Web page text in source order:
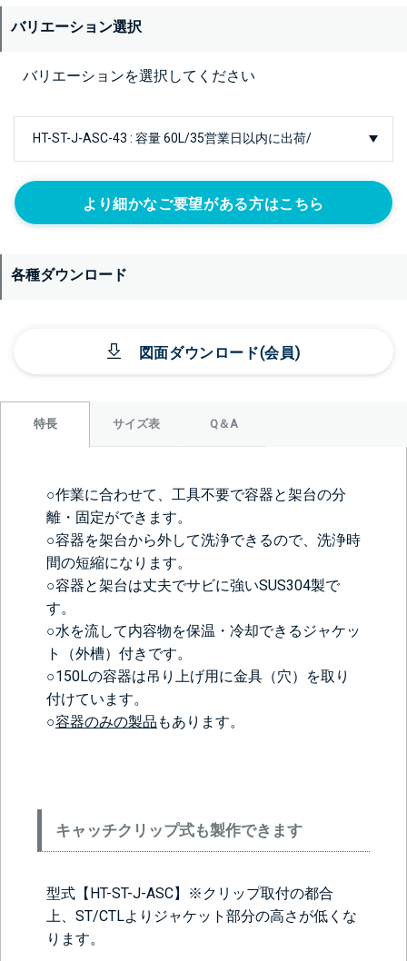
バリエーション選択
バリエーションを選択してください
より細かなご要望がある方はこちら
各種ダウンロード
図面ダウンロード(会員)
特長 サイズ表 Q＆A
○作業に合わせて、工具不要で容器と架台の分
離・固定ができます。
○容器を架台から外して洗浄できるので、洗浄時
間の短縮になります。
○容器と架台は丈夫でサビに強いSUS304製で
す。
○水を流して内容物を保温・冷却できるジャケッ
ト（外槽）付きです。
○150Lの容器は吊り上げ用に金具（穴）を取り
付けています。
○容器のみの製品 もあります。
キャッチクリップ式も製作できます
型式【HT-ST-J-ASC】※クリップ取付の都合
上、ST/CTLよりジャケット部分の高さが低くな
ります。